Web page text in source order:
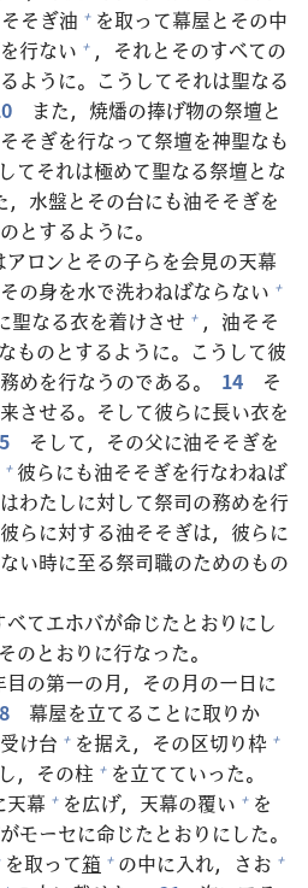
そぎ油 + を取って幕屋とその中
行ない + ，それとそのすべての
ように。こうしてそれは聖なる
また， 焼燔の捧げ物の祭壇と
そそぎを行なって祭壇を神聖なも
てそれは極めて聖なる祭壇とな
水盤とその台にも油そそぎを
とするように。
アロンとその子らを会見の天幕
の身を水で洗わねばならない +
聖なる衣を着けさせ + ， 油そそ
なものとするように。こうして彼
務めを行なうのである。 14
そ
来させる。そして彼らに長い衣を
そして，その父に油そそぎを
+ 彼らにも油そそぎを行なわねば
わたしに対して祭司の務めを行
彼らに対する油そそぎは， 彼らに
い時に至る祭司職のためのもの
べてエホバが命じたとおりにし
のとおりに行なった。
目の第一の月 ，その月の一日に
幕屋を立てることに取りか
受け台 + を据え，その区切り枠 +
し，その柱 + を立てていった。
天幕 + を広げ， 天幕の覆い + を
モーセに命じたとおりにした。
を取って箱 + の中に入れ，さお +